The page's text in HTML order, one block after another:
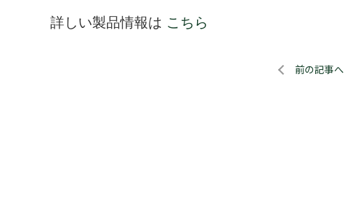
詳しい製品情報は こちら
前の記事へ